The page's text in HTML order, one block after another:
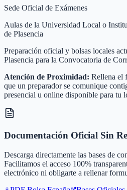
Sede Oficial de Exámenes
Aulas de la Universidad Local o
de Plasencia
Preparación oficial y bolsas locales
Plasencia para la Convocatoria de
Atención de Proximidad: Rellena el
que un preparador se comunique
presencial u online disponible para tu
Documentación Oficial Sin
Descarga directamente las bases de
Facilitamos el acceso 100%
electrónico ni obligarte a rellenar